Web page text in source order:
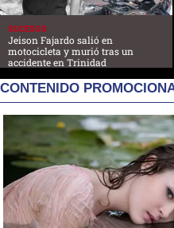
SUCESOS
Jeison Fajardo salió en
motocicleta y murió tras un
accidente en Trinidad
CONTENIDO